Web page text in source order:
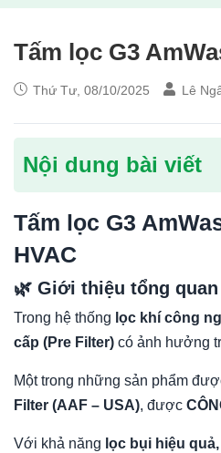
Tấm lọc G3
Thứ Tư, 08/10/2025 Lê
Nội dung bài viết
Tấm lọc G3
HVAC
🌿 Giới thiệu tổng
Trong hệ thống lọc khí công
cấp (Pre Filter) có ảnh hưởng
Một trong những sản phẩm
Filter (AAF – USA), được
Với khả năng lọc bụi hiệu